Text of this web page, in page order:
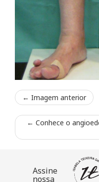
← Imagem anterior
← Conhece o
Assine
nossa